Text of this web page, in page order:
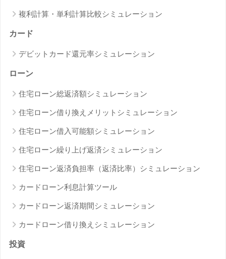
複利計算・単利計算比較シミュレーション
カード
デビットカード還元率シミュレーション
ローン
住宅ローン総返済額シミュレーション
住宅ローン借り換えメリットシミュレーション
住宅ローン借入可能額シミュレーション
住宅ローン繰り上げ返済シミュレーション
住宅ローン返済負担率（返済比率）シミュレーション
カードローン利息計算ツール
カードローン返済期間シミュレーション
カードローン借り換えシミュレーション
投資